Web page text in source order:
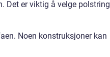
Det er viktig å velge polstring
Noen konstruksjoner kan